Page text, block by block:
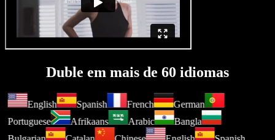
Duble em mais de 60 idiomas
English Spanish French
German
Portuguese
Afrikaans Arabic
Bangla